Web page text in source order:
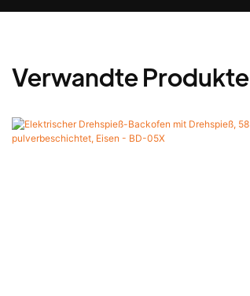
Verwandte Produkte